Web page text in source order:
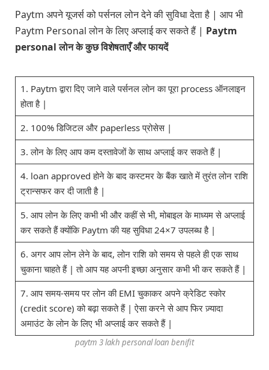
Paytm अपने यूजर्स को पर्सनल लोन देने की सुविधा देता है | आप भी
Paytm Personal लोन के लिए अप्लाई कर सकते हैं | Paytm
personal लोन के कुछ विशेषताएँ और फायदें
1. Paytm द्वारा दिए जाने वाले पर्सनल लोन का पूरा process ऑनलाइन
होता है |
2. 100% डिजिटल और paperless प्रोसेस |
3. लोन के लिए आप कम दस्तावेजों के साथ अप्लाई कर सकते हैं |
4. loan approved होने के बाद कस्टमर के बैंक खाते में तुरंत लोन राशि
ट्रान्सफर कर दी जाती है |
5. आप लोन के लिए कभी भी और कहीं से भी, मोबाइल के माध्यम से अप्लाई
कर सकते हैं क्योंकि Paytm की यह सुविधा 24×7 उपलब्ध है |
6. अगर आप लोन लेने के बाद, लोन राशि को समय से पहले ही एक साथ
चुकाना चाहते हैं | तो आप यह अपनी इच्छा अनुसार कभी भी कर सकते हैं |
7. आप समय-समय पर लोन की EMI चुकाकर अपने क्रेडिट स्कोर
(credit score) को बढ़ा सकते हैं | ऐसा करने से आप फिर ज़्यादा
अमाउंट के लोन के लिए भी अप्लाई कर सकते हैं |
paytm 3 lakh personal loan benifit